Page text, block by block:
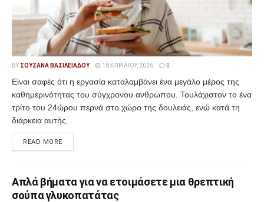
BY ΣΟΥΖΆΝΑ ΒΑΣΙΛΕΙΆΔΟΥ 10 ΑΠΡΙΛΊΟΥ, 2026 0
Είναι σαφές ότι η εργασία καταλαμβάνει ένα μεγάλο μέρος της
καθημερινότητας του σύγχρονου ανθρώπου. Τουλάχιστον το ένα
τρίτο του 24ώρου περνά στο χώρο της δουλειάς, ενώ κατά τη
διάρκεια αυτής...
READ MORE
Απλά βήματα για να ετοιμάσετε μια θρεπτική
σούπα γλυκοπατάτας